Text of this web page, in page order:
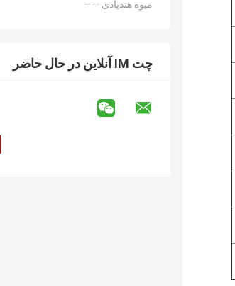
—— میوه هندیادی
چت IM آنلاین در حال حاضر